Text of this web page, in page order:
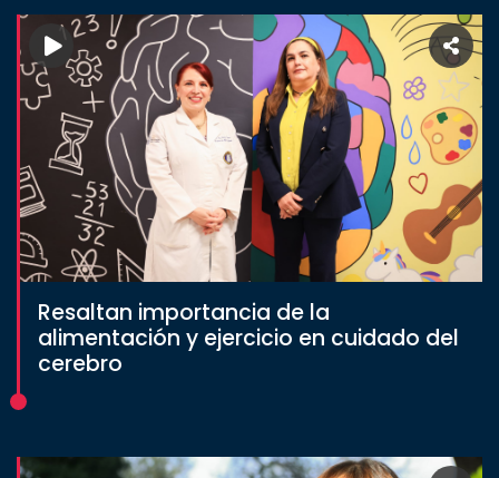
Resaltan importancia de la
alimentación y ejercicio en cuidado del
cerebro